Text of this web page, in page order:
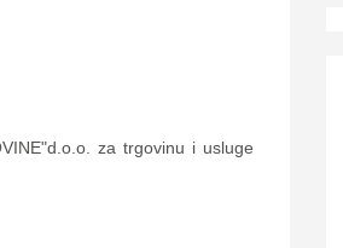
za trgovinu i usluge